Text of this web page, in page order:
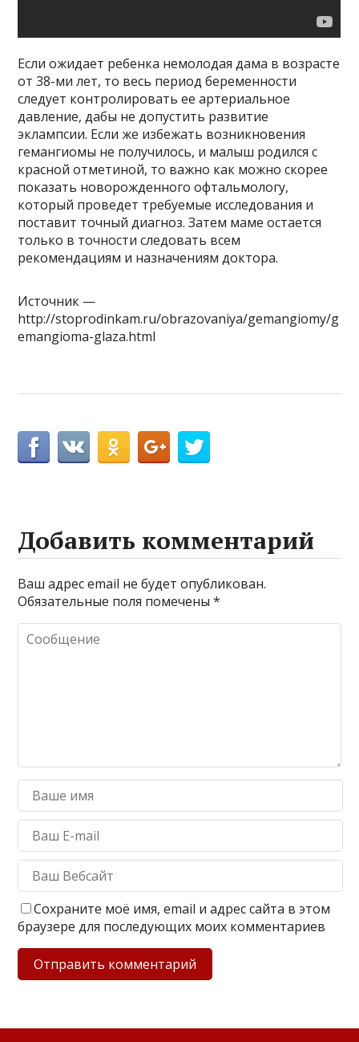
Если ожидает ребенка немолодая дама в возрасте
от 38-ми лет, то весь период беременности
следует контролировать ее артериальное
давление, дабы не допустить развитие
эклампсии. Если же избежать возникновения
гемангиомы не получилось, и малыш родился с
красной отметиной, то важно как можно скорее
показать новорожденного офтальмологу,
который проведет требуемые исследования и
поставит точный диагноз. Затем маме остается
только в точности следовать всем
рекомендациям и назначениям доктора.
Источник —
http://stoprodinkam.ru/obrazovaniya/gemangiomy/g
emangioma-glaza.html
Добавить комментарий
Ваш адрес email не будет опубликован.
Обязательные поля помечены*
Сохраните моё имя, email и адрес сайта в этом
браузере для последующих моих комментариев